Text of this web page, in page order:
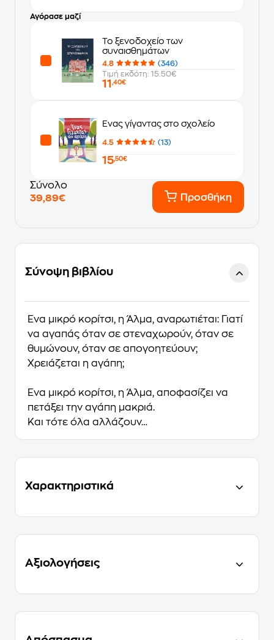
Αγόρασε μαζί
Το ξενοδοχείο των
συναισθημάτων
4.8
(346)
Τιμή εκδότη: 15.50€
11 ,40€
Ένας γίγαντας στο σχολείο
4.5 (13)
15,50€
Σύνολο
39,89€
Προσθήκη
Σύνοψη βιβλίου
Ένα μικρό κορίτσι, η Άλμα, αναρωτιέται: Γιατί
να αγαπάς όταν σε στεναχωρούν, όταν σε
θυμώνουν, όταν σε απογοητεύουν;
Χρειάζεται η αγάπη;
Ένα μικρό κορίτσι, η Άλμα, αποφασίζει να
πετάξει την αγάπη μακριά.
Και τότε όλα αλλάζουν…
Χαρακτηριστικά
Αξιολογήσεις